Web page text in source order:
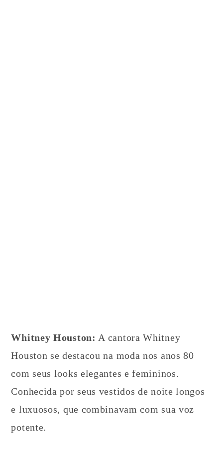
Whitney Houston: A cantora Whitney
Houston se destacou na moda nos anos 80
com seus looks elegantes e femininos.
Conhecida por seus vestidos de noite longos
e luxuosos, que combinavam com sua voz
potente.